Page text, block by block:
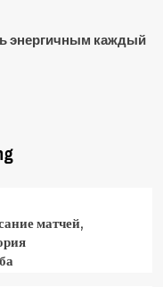
энергичным каждый
матчей,